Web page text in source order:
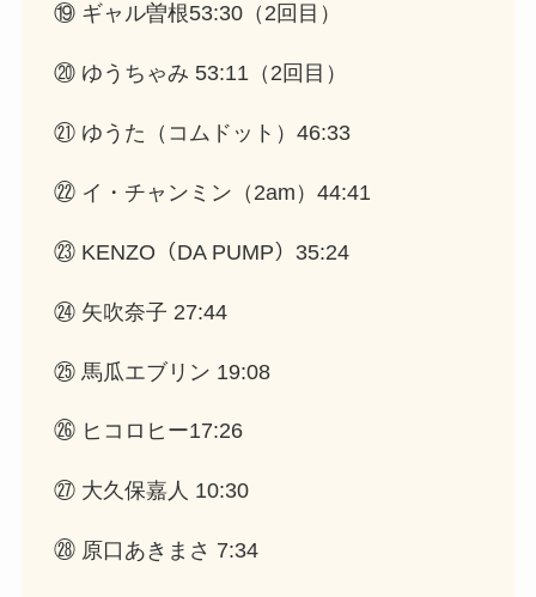
⑲ ギャル曽根53:30（2回目）
⑳ ゆうちゃみ 53:11（2回目）
㉑ ゆうた（コムドット）46:33
㉒ イ・チャンミン（2am）44:41
㉓ KENZO（DA PUMP）35:24
㉔ 矢吹奈子 27:44
㉕ 馬瓜エブリン 19:08
㉖ ヒコロヒー17:26
㉗ 大久保嘉人 10:30
㉘ 原口あきまさ 7:34